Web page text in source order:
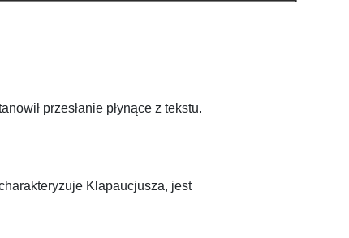
przesłanie płynące z tekstu.
Klapaucjusza, jest